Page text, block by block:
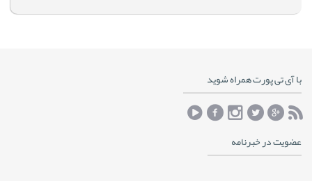
با آی تی پورت همراه شوید
عضویت در خبرنامه